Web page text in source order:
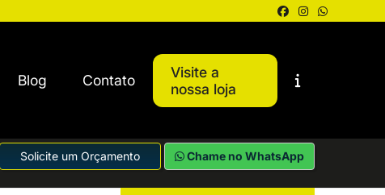
Blog Contato
Visite a
nossa loja
Solicite um Orçamento Chame no WhatsApp